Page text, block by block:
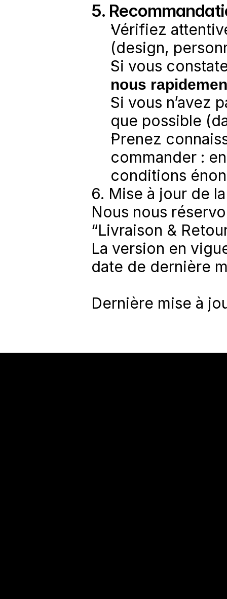
5.
Vérifiez
(design,
Si vous
nous
Si vous n’avez
que possible
Prenez
commander :
conditions
6. Mise à jour de
Nous nous
“Livraison &
La version en
date de dernière
Dernière mise à